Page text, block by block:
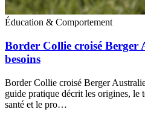
Éducation & Comportement
Border Collie croisé Berger
besoins
Border Collie croisé Berger
guide pratique décrit les origines, le
santé et le pro…